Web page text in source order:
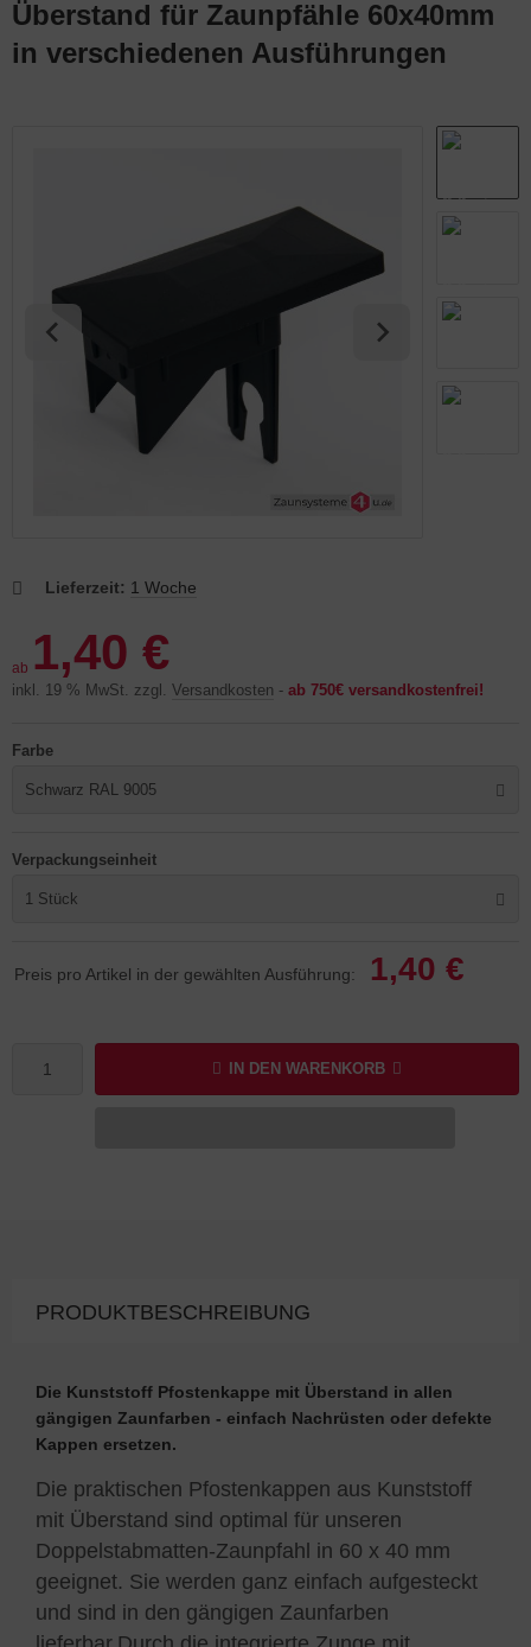
Überstand für Zaunpfähle 60x40mm
in verschiedenen Ausführungen
Lieferzeit: 1 Woche
ab 1,40 €
inkl. 19 % MwSt. zzgl. Versandkosten - ab 750€ versandkostenfrei!
Farbe
Schwarz RAL 9005
Verpackungseinheit
1 Stück
Preis pro Artikel in der gewählten Ausführung: 1,40 €
IN DEN WARENKORB
PRODUKTBESCHREIBUNG
Die Kunststoff Pfostenkappe mit Überstand in allen
gängigen Zaunfarben - einfach Nachrüsten oder defekte
Kappen ersetzen.
Die praktischen Pfostenkappen aus Kunststoff
mit Überstand sind optimal für unseren
Doppelstabmatten-Zaunpfahl in 60 x 40 mm
geeignet. Sie werden ganz einfach aufgesteckt
und sind in den gängigen Zaunfarben
Komplett-Zaunsets
für Tore